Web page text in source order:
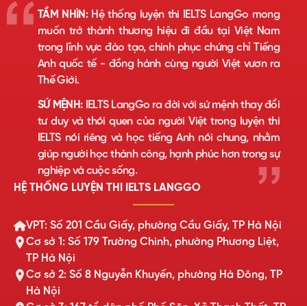
TẦM NHÌN:Hệ thống luyện thi IELTS LangGo mong
muốn trở thành thương hiệu đi đầu tại Việt Nam
trong lĩnh vực đào tạo, chinh phục chứng chỉ Tiếng
Anh quốc tế - đồng hành cùng người Việt vươn ra
Thế Giới.
SỨ MỆNH:IELTS LangGo ra đời với sứ mệnh thay đổi
tư duy và thói quen của người Việt trong luyện thi
IELTS nói riêng và học tiếng Anh nói chung, nhằm
giúp người học thành công, hạnh phúc hơn trong sự
nghiệp và cuộc sống.
HỆ THỐNG LUYỆN THI IELTS LANGGO
VPT: Số 201 Cầu Giấy, phường Cầu Giấy, TP Hà Nội
Cơ sở 1: Số 179 Trường Chinh, phường Phương Liệt,
TP Hà Nội
Cơ sở 2: Số 8 Nguyễn Khuyến, phường Hà Đông, TP
Hà Nội